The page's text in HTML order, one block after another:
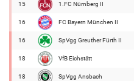
15 1.FC Nürnberg II
16 FC Bayern München II
16 SpVgg Greuther Fürth II
18 VfB Eichstätt
18 SpVgg Ansbach